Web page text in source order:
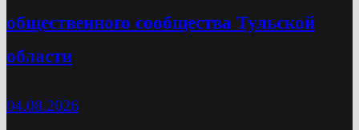
общественного сообщества Тульской
области
04.08.2026